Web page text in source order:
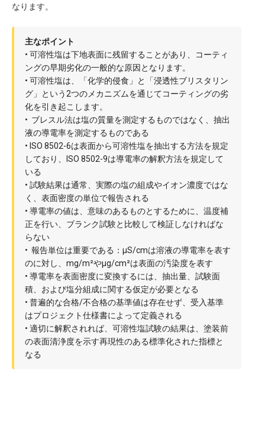
なります。
主なポイント
• 可溶性塩は下地表面に残留することがあり、コーティ
ングの早期劣化の一般的な原因となります。
• 可溶性塩は、「化学的侵食」と「浸透性ブリスタリン
グ」という2つのメカニズムを通じてコーティングの劣
化を引き起こします。
• ブレスル法は塩の質量を測定するものではなく、抽出
液の導電率を測定するものである
• ISO 8502-6は表面から可溶性塩を抽出する方法を規定
しており、ISO 8502-9は導電率の解釈方法を規定して
いる
• 試験結果は通常、実際の塩の組成やイオン濃度ではな
く、表面密度の単位で報告される
• 導電率の値は、意味のあるものとするために、温度補
正を行い、ブランク試験と比較して検証しなければな
らない
• 報告単位は重要である：µS/cmは溶液の導電率を表す
のに対し、mg/m²やµg/cm²は表面の汚染度を表す
• 導電率を表面密度に変換するには、抽出量、試験面
積、および塩分組成に関する仮定が必要となる
• 普遍的な合格/不合格の基準値は存在せず、受入基準
はプロジェクト仕様書によって定義される
• 適切に解釈されれば、可溶性塩試験の結果は、塗装前
の表面清浄度を示す再現性のある標準化された指標と
なる